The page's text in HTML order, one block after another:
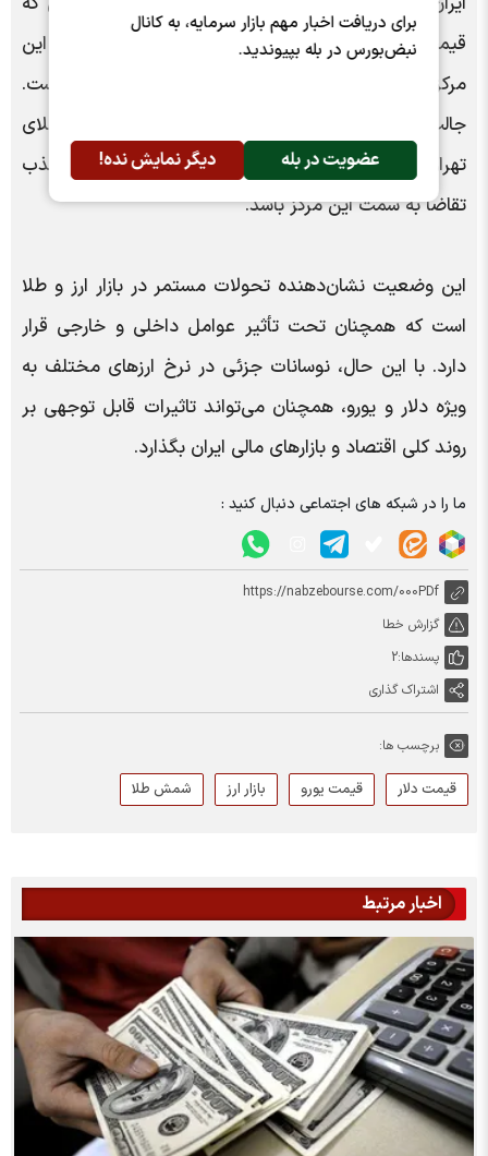
برای دریافت اخبار مهم بازار سرمایه، به کانال
نبض‌بورس در بله بپیوندید.
عضویت در بله دیگر نمایش نده!
قیمت هر قطعه سکه تمام بهار آزادی طرح جدید نیز در این
مرکز، بیش از ۷۶ میلیون تومان ارزش‌گذاری شده است.
جالب توجه است که قیمت‌های این مرکز نسبت به بازار طلای
تهران ارزان‌تر است، که می‌تواند یکی از عوامل مهم در جذب
تقاضا به سمت این مرکز باشد.
این وضعیت نشان‌دهنده تحولات مستمر در بازار ارز و طلا
است که همچنان تحت تأثیر عوامل داخلی و خارجی قرار
دارد. با این حال، نوسانات جزئی در نرخ ارز‌های مختلف به
ویژه دلار و یورو، همچنان می‌تواند تاثیرات قابل توجهی بر
روند کلی اقتصاد و بازار‌های مالی ایران بگذارد.
ما را در شبکه های اجتماعی دنبال کنید :
https://nabzebourse.com/000PDf
گزارش خطا
پسندها:2
اشتراک گذاری
برچسب ها:
قیمت دلار قیمت یورو بازار ارز شمش طلا
اخبار مرتبط